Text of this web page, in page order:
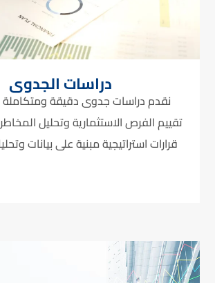
دراسات الجدوى
نقدم دراسات جدوى دقيقة
تقييم الفرص الاستثمارية وتحليل
قرارات استراتيجية مبنية على بيانات